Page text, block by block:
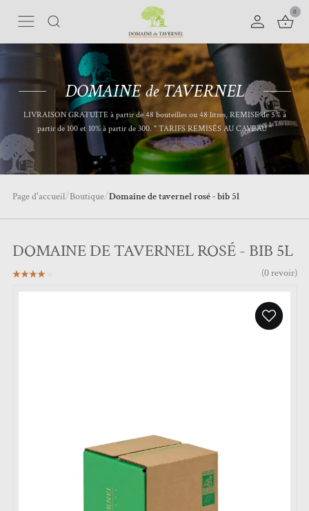
0
DOMAINE de TAVERNEL
LIVRAISON GRATUITE à partir de 48 bouteilles ou 48 litres, REMISE de 5% à
partir de 100 et 10% à partir de 300. " TARIFS REMISÉS AU CAVEAU "
Page d'accueil/Boutique/Domaine de tavernel rosé - bib 5l
DOMAINE DE TAVERNEL ROSÉ - BIB 5L
(0revoir)